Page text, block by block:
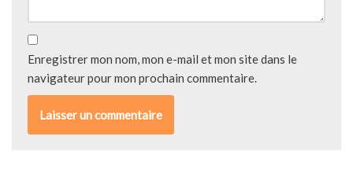
Enregistrer mon nom, mon e-mail et mon site dans le
navigateur pour mon prochain commentaire.